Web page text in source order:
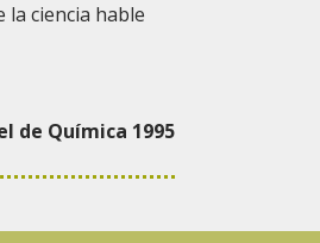
ciencia hable
de Química 1995